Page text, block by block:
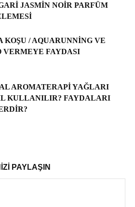
JASMIN NOIR PARFÜM
KOŞU / AQUARUNNING VE
VERMEYE FAYDASI
AROMATERAPI YAĞLARI
KULLANILIR? FAYDALARI
PAYLAŞIN